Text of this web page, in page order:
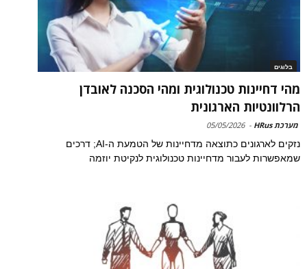
בלוגים
מהי דחיינות טכנולוגית ומהי הסכנה לאובדן
הרלוונטיות הארגונית
מערכת HRus -
05/05/2026
נזקים לארגונים כתוצאה מדחיינות של הטמעת ה-AI; דרכים
שמאפשרות לעבור מדחיינות טכנולוגית לנקיטת יוזמה